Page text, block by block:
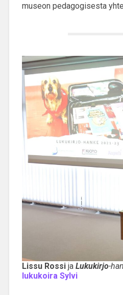
museon pedagogisesta
Lissu Rossija Lukukirjo-
lukukoira Sylvi